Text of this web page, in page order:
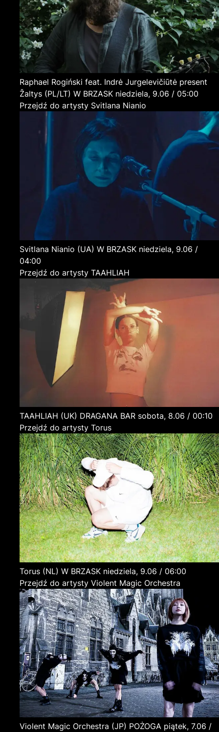
Raphael Rogiński feat. Indrė Jurgelevičiūtė present
Žaltys (PL/LT) W BRZASK
niedziela, 9.06 / 05:00
Przejdź do artysty Svitlana Nianio
Svitlana Nianio (UA) W BRZASK niedziela, 9.06 /
04:00
Przejdź do artysty TAAHLIAH
TAAHLIAH (UK) DRAGANA BAR
sobota, 8.06 / 00:10
Przejdź do artysty Torus
Torus (NL) W BRZASK
niedziela, 9.06 / 06:00
Przejdź do artysty Violent Magic Orchestra
Violent Magic Orchestra (JP) POŻOGA piątek, 7.06 /